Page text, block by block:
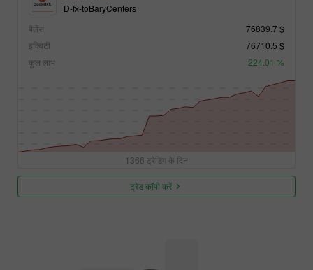
D-fx-toBaryCenters
बैलेंस
76839.7 $
इक्विटी
76710.5 $
कुल लाभ
224.01 %
1366 ट्रेडिंग के दिन
ट्रेड कॉपी करें